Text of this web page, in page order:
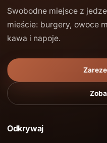
Swobodne miejsce z
mieście: burgery, owoce
kawa i napoje.
Odkrywaj